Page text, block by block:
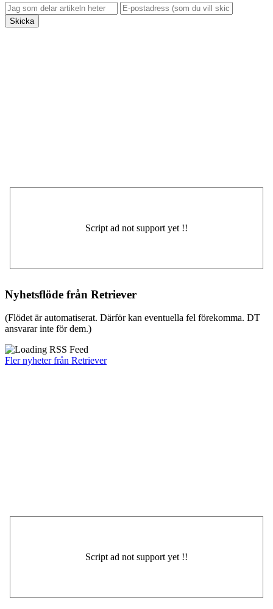
Skicka
Nyhetsflöde från Retriever
(Flödet är automatiserat. Därför kan eventuella fel förekomma. DT
ansvarar inte för dem.)
Fler nyheter från Retriever